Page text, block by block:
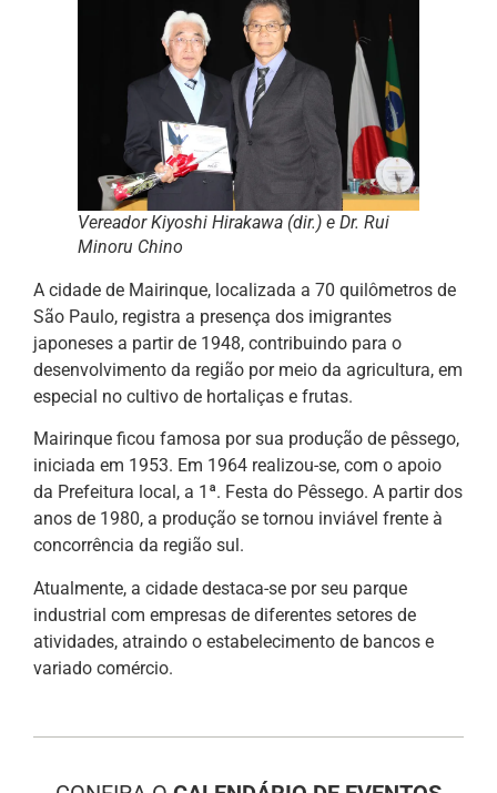
Vereador Kiyoshi Hirakawa (dir.) e Dr. Rui
Minoru Chino
A cidade de Mairinque, localizada a 70 quilômetros de
São Paulo, registra a presença dos imigrantes
japoneses a partir de 1948, contribuindo para o
desenvolvimento da região por meio da agricultura, em
especial no cultivo de hortaliças e frutas.
Mairinque ficou famosa por sua produção de pêssego,
iniciada em 1953. Em 1964 realizou-se, com o apoio
da Prefeitura local, a 1ª. Festa do Pêssego. A partir dos
anos de 1980, a produção se tornou inviável frente à
concorrência da região sul.
Atualmente, a cidade destaca-se por seu parque
industrial com empresas de diferentes setores de
atividades, atraindo o estabelecimento de bancos e
variado comércio.